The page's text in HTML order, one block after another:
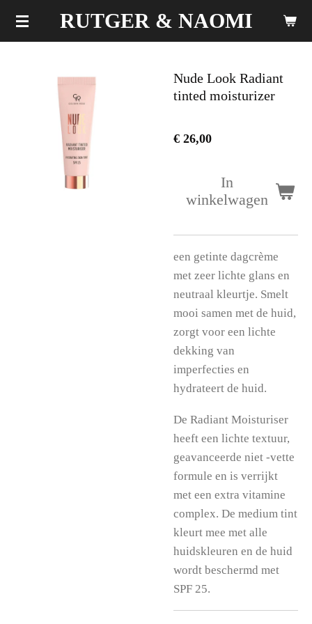
Ga
hoofdinhoud
RUTGER & NAOMI
Nude Look Radiant
tinted moisturizer
€ 26,00
In
winkelwagen
een getinte dagcrème
met zeer lichte glans en
neutraal kleurtje. Smelt
mooi samen met de huid,
zorgt voor een lichte
dekking van
imperfecties en
hydrateert de huid.
De Radiant Moisturiser
heeft een lichte textuur,
geavanceerde niet -vette
formule en is verrijkt
met een extra vitamine
complex. De medium tint
kleurt mee met alle
huidskleuren en de huid
wordt beschermd met
SPF 25.